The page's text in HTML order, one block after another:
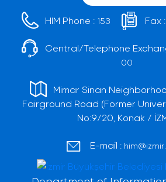
HIM Phone : 153 Fax :
Central/Telephone
00
Mimar Sinan
Fairground Road (Former
No:9/20, Konak /
E-mail :